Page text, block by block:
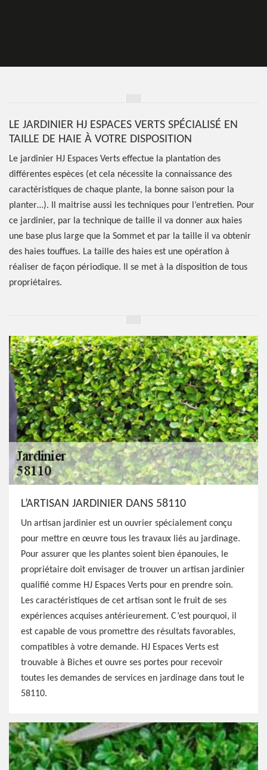
LE JARDINIER HJ ESPACES VERTS SPÉCIALISÉ EN
TAILLE DE HAIE À VOTRE DISPOSITION
Le jardinier HJ Espaces Verts effectue la plantation des
différentes espèces (et cela nécessite la connaissance des
caractéristiques de chaque plante, la bonne saison pour la
planter…). Il maitrise aussi les techniques pour l’entretien. Pour
ce jardinier, par la technique de taille il va donner aux haies
une base plus large que la Sommet et par la taille il va obtenir
des haies touffues. La taille des haies est une opération à
réaliser de façon périodique. Il se met à la disposition de tous
propriétaires.
L’ARTISAN JARDINIER DANS 58110
Un artisan jardinier est un ouvrier spécialement conçu
pour mettre en œuvre tous les travaux liés au jardinage.
Pour assurer que les plantes soient bien épanouies, le
propriétaire doit envisager de trouver un artisan jardinier
qualifié comme HJ Espaces Verts pour en prendre soin.
Les caractéristiques de cet artisan sont le fruit de ses
expériences acquises antérieurement. C’est pourquoi, il
est capable de vous promettre des résultats favorables,
compatibles à votre demande. HJ Espaces Verts est
trouvable à Biches et ouvre ses portes pour recevoir
toutes les demandes de services en jardinage dans tout le
58110.